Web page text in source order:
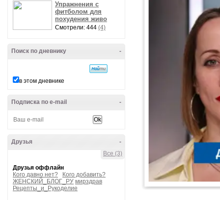
Упражнения с
фитболом для
похудения живо
Смотрели: 444 (4)
-
Поиск по дневнику
в этом дневнике
-
Подписка по e-mail
-
Друзья
Все (3)
Друзья оффлайн
Кого давно нет?
Кого добавить?
ЖЕНСКИЙ_БЛОГ_РУ мирздрав
Рецепты_и_Рукоделие